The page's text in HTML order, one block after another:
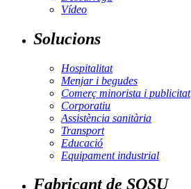
Vídeo
Solucions
Hospitalitat
Menjar i begudes
Comerç minorista i publicitat
Corporatiu
Assistència sanitària
Transport
Educació
Equipament industrial
Fabricant de SOSU